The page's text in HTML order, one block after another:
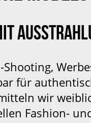
Shooting,
für
wir
Fashion-